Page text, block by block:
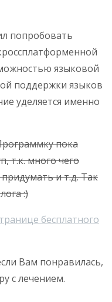
попробовать
языковой
поддержки языков
уделяется именно
пока
т.к. много чего
и т.д. Так
:)
бесплатного
Вам понравилась,
с лечением.